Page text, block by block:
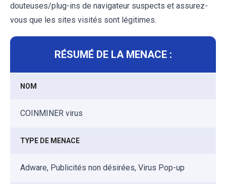
douteuses/plug-ins de navigateur suspects et assurez-
vous que les sites visités sont légitimes.
RÉSUMÉ DE LA MENACE :
NOM
COINMINER virus
TYPE DE MENACE
Adware, Publicités non désirées, Virus Pop-up